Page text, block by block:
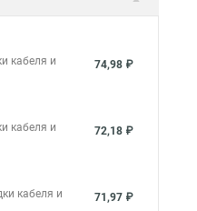
кабеля и
74,98 ₽
кабеля и
72,18 ₽
кабеля и
71,97 ₽